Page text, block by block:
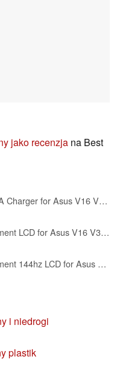
jako recenzja na Best
180W 150W 20V 9A Charger for Asus V16 V3607 V3607V V3607VU V3607VJ V3607VM V3607VP Gaming Laptop AC Power Supply Adapter Cord
KrystalPix Replacement LCD for Asus V16 V3607 V3607V v3607VP LCD LED Screen 16" FHD+ Non-Touch 40 pin 144hz Display New
KrystalPix Replacement 144hz LCD for Asus V16 V3607V V3607VM-ES74 LCD LED Screen 16" FHD+ 1920x1200 Non-Touch 40 pins Gaming Display
i niedrogi
plastik